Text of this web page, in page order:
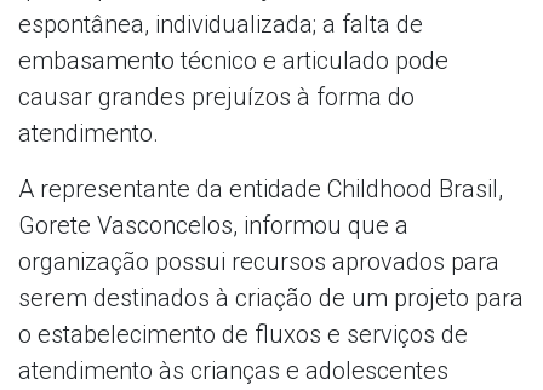
espontânea, individualizada; a falta de
embasamento técnico e articulado pode
causar grandes prejuízos à forma do
atendimento.
A representante da entidade Childhood Brasil,
Gorete Vasconcelos, informou que a
organização possui recursos aprovados para
serem destinados à criação de um projeto para
o estabelecimento de fluxos e serviços de
atendimento às crianças e adolescentes